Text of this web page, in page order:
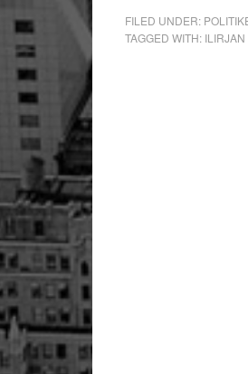
FILED UNDER:
TAGGED WITH: